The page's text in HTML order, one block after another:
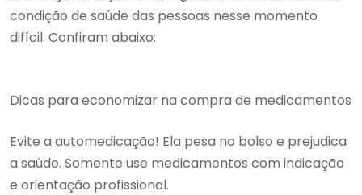
condição de saúde das pessoas nesse momento
difícil. Confiram abaixo:
Dicas para economizar na compra de medicamentos
Evite a automedicação! Ela pesa no bolso e prejudica
a saúde. Somente use medicamentos com indicação
e orientação profissional.